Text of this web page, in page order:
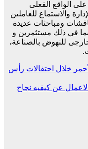
الواقع الفعلى
والاستماع للعاملين
ومباحثات عديدة
بما في ذلك مستثمرين و
للنهوض بالصناعة،
الأحمر خلال احتفالات رأس
عن كيفيه نجاح